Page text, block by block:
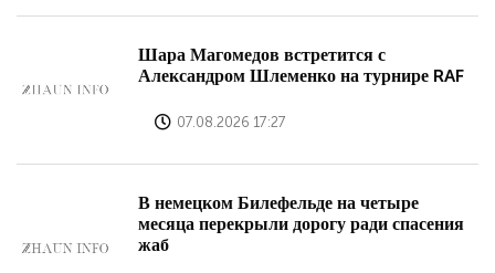
Шара Магомедов встретится с
Александром Шлеменко на турнире RAF
07.08.2026 17:27
В немецком Билефельде на четыре
месяца перекрыли дорогу ради спасения
жаб